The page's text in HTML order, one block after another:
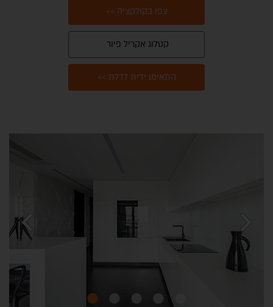
אזור אדריכלים
צפו בקולקציה >>
קטלוג אקריל פיור
התאימו ידית לדלת >>
chevron_left chevron_right